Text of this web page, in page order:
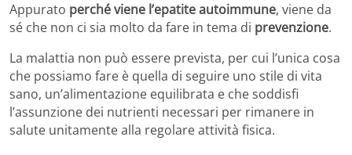
Appurato perché viene l’epatite autoimmune, viene da
sé che non ci sia molto da fare in tema di prevenzione.
La malattia non può essere prevista, per cui l’unica cosa
che possiamo fare è quella di seguire uno stile di vita
sano, un’alimentazione equilibrata e che soddisfi
l’assunzione dei nutrienti necessari per rimanere in
salute unitamente alla regolare attività fisica.